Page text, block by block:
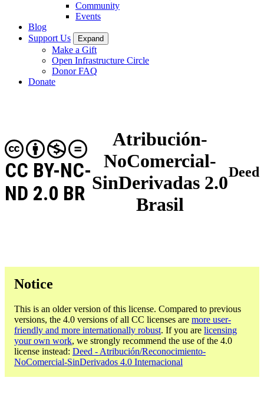
Community
Events
Blog
Support Us
Expand
Make a Gift
Open Infrastructure Circle
Donor FAQ
Donate
Atribución-
NoComercial-
SinDerivadas 2.0
Brasil
CC BY-NC-
ND 2.0 BR
Deed
Notice
This is an older version of this license. Compared to previous
versions, the 4.0 versions of all CC licenses are more user-
friendly and more internationally robust. If you are licensing
your own work, we strongly recommend the use of the 4.0
license instead: Deed - Atribución/Reconocimiento-
NoComercial-SinDerivados 4.0 Internacional